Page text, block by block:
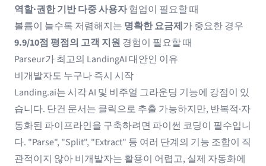
역할·권한 기반 다중 사용자협업이 필요할 때
볼륨이 늘수록 저렴해지는 명확한 요금제가 중요한 경우
9.9/10점 평점의 고객 지원 경험이 필요할 때
Parseur가 최고의 LandingAI 대안인 이유
비개발자도 누구나 즉시 시작
Landing.ai는 시각 AI 및 비주얼 그라운딩 기능에 강점이 있
습니다. 단건 문서는 클릭으로 추출 가능하지만, 반복적·자
동화된 파이프라인을 구축하려면 파이썬 코딩이 필수입니
다. "Parse", "Split", "Extract" 등 여러 단계의 기능 조합이 직
관적이지 않아 비개발자는 활용이 어렵고, 실제 자동화에